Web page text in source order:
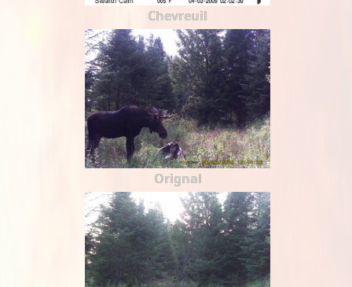
Chevreuil
Orignal